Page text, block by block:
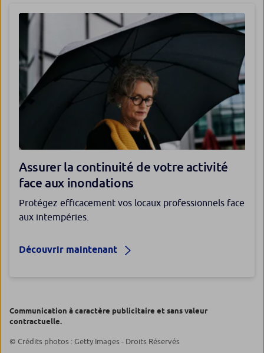
Assurer la continuité de votre activité
face aux inondations
Protégez efficacement vos locaux professionnels face
aux intempéries.
Découvrir maintenant
Communication à caractère publicitaire et sans valeur
contractuelle.
© Crédits photos : Getty Images - Droits Réservés